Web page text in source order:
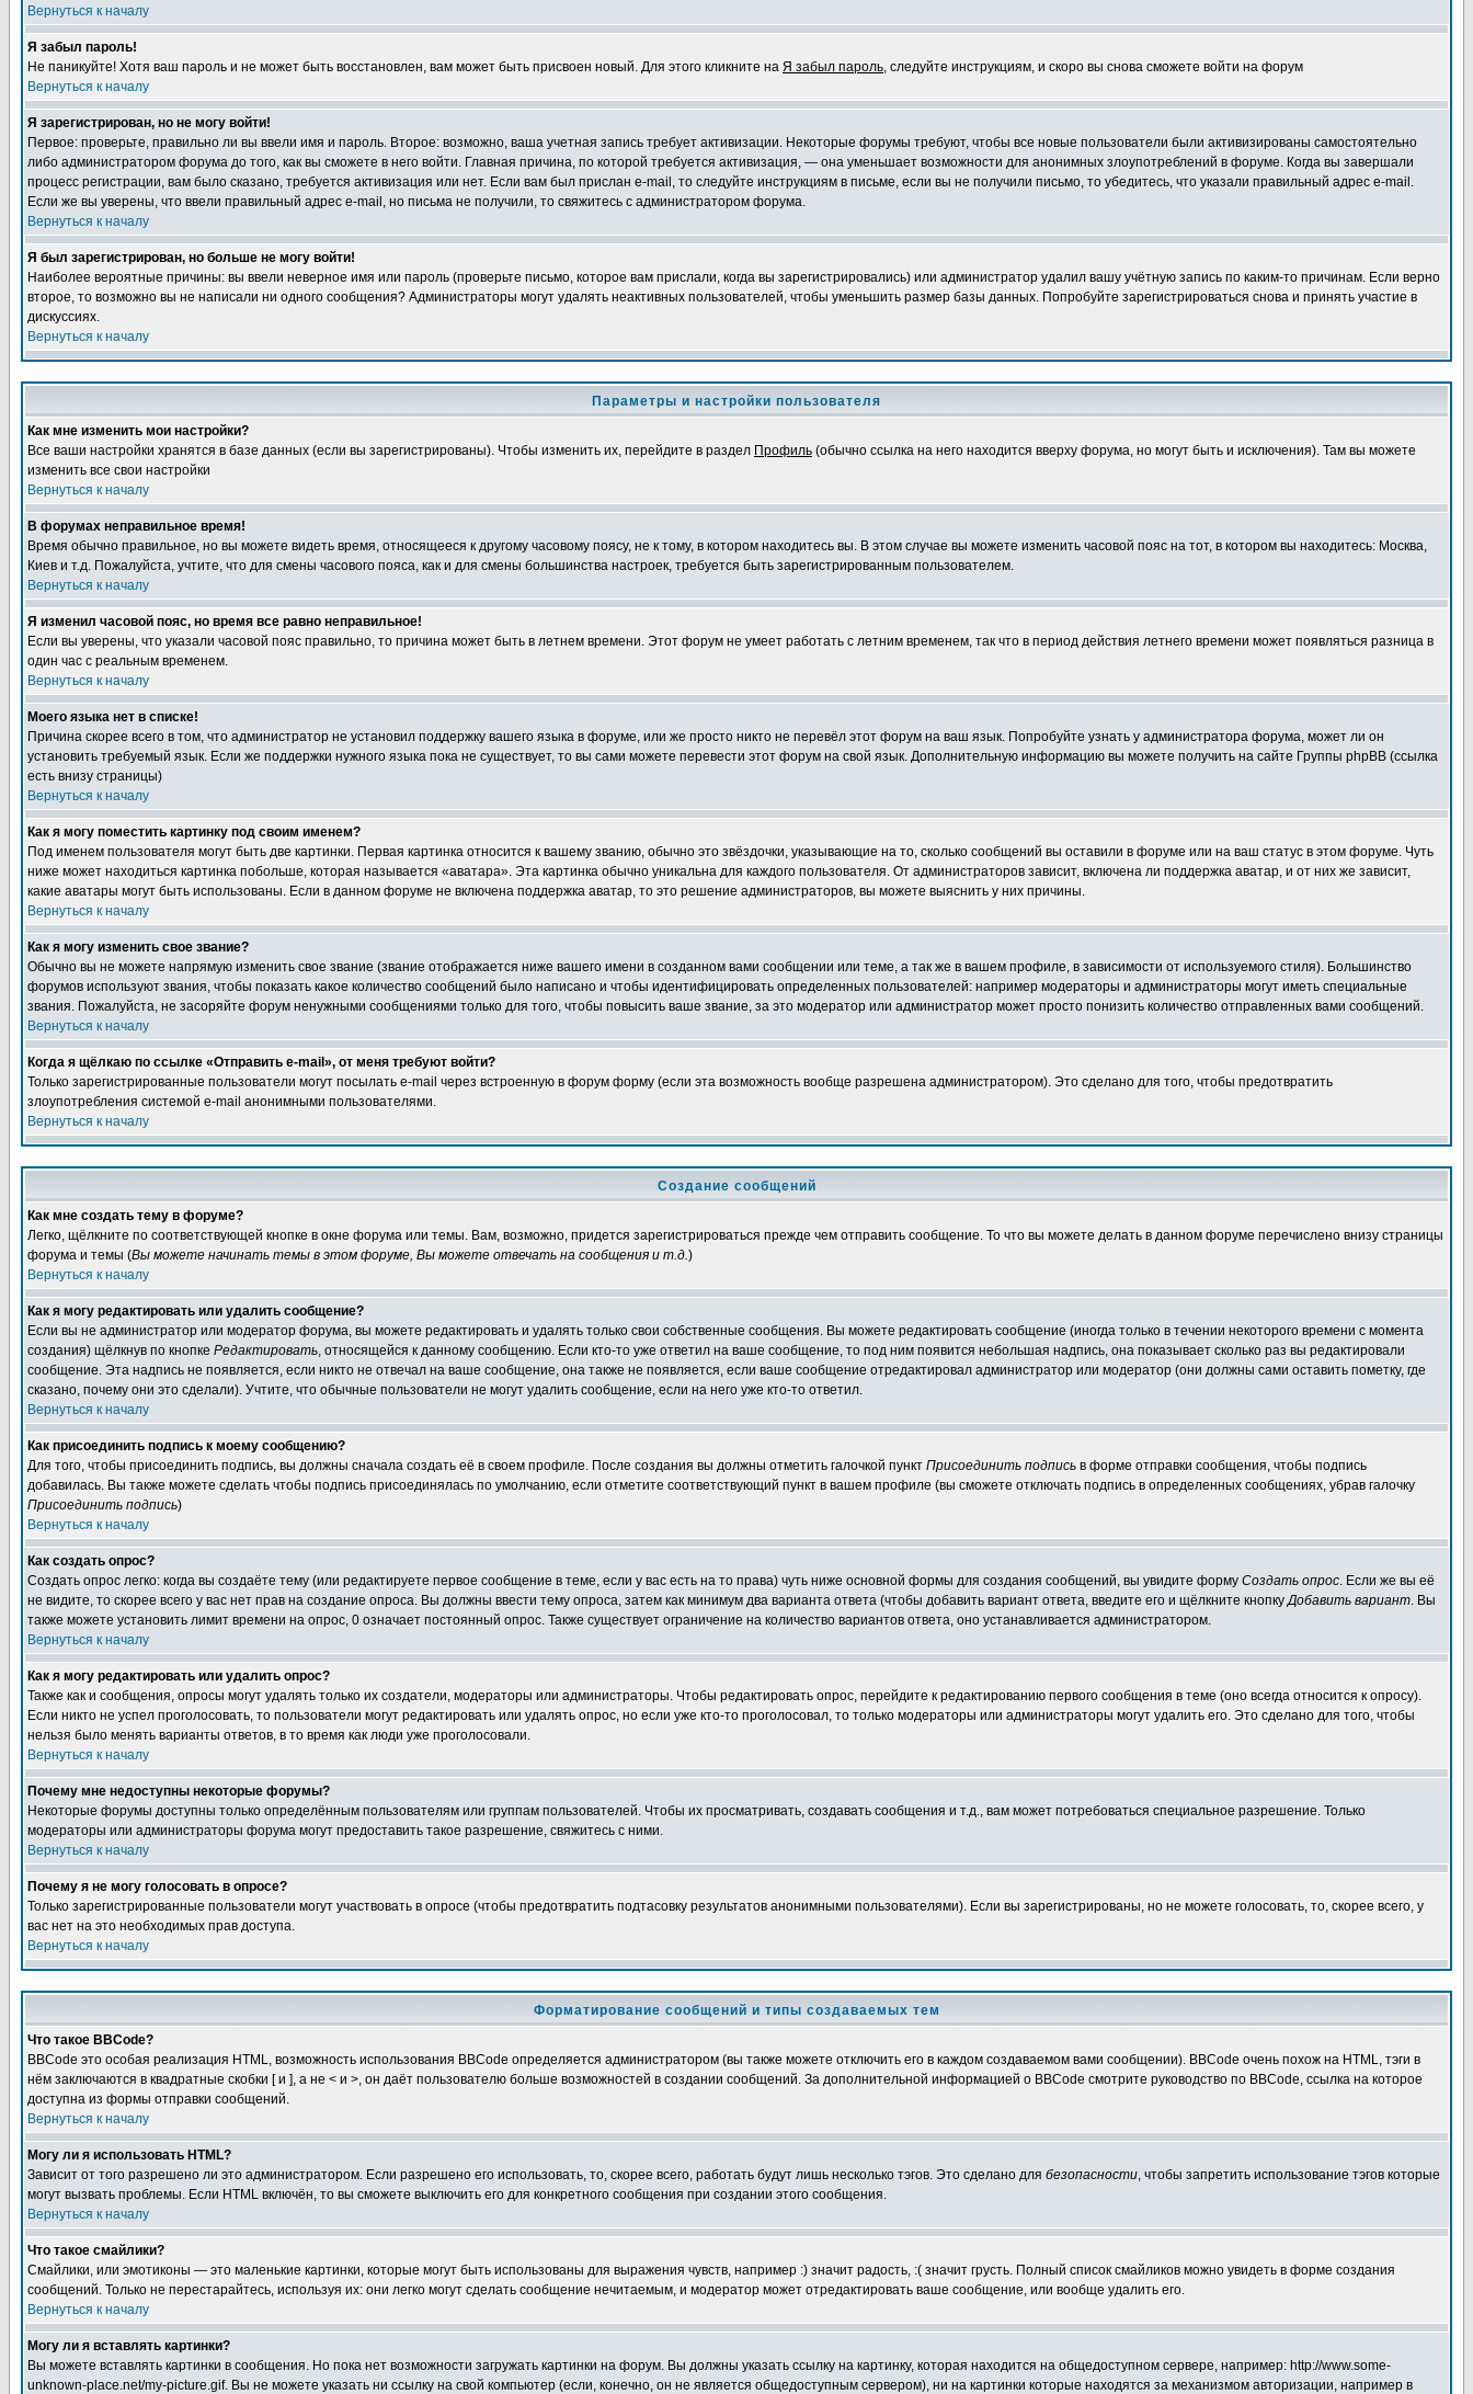
Вернуться к началу
Я забыл пароль!
Не паникуйте! Хотя ваш пароль и не может быть восстановлен, вам может быть присвоен новый. Для этого кликните на Я забыл пароль, следуйте инструкциям, и скоро вы снова сможете войти на форум
Вернуться к началу
Я зарегистрирован, но не могу войти!
Первое: проверьте, правильно ли вы ввели имя и пароль. Второе: возможно, ваша учетная запись требует активизации. Некоторые форумы требуют, чтобы все новые пользователи были активизированы самостоятельно
либо администратором форума до того, как вы сможете в него войти. Главная причина, по которой требуется активизация, — она уменьшает возможности для анонимных злоупотреблений в форуме. Когда вы завершали
процесс регистрации, вам было сказано, требуется активизация или нет. Если вам был прислан e-mail, то следуйте инструкциям в письме, если вы не получили письмо, то убедитесь, что указали правильный адрес e-mail.
Если же вы уверены, что ввели правильный адрес e-mail, но письма не получили, то свяжитесь с администратором форума.
Вернуться к началу
Я был зарегистрирован, но больше не могу войти!
Наиболее вероятные причины: вы ввели неверное имя или пароль (проверьте письмо, которое вам прислали, когда вы зарегистрировались) или администратор удалил вашу учётную запись по каким-то причинам. Если верно
второе, то возможно вы не написали ни одного сообщения? Администраторы могут удалять неактивных пользователей, чтобы уменьшить размер базы данных. Попробуйте зарегистрироваться снова и принять участие в
дискуссиях.
Вернуться к началу
Параметры и настройки пользователя
Как мне изменить мои настройки?
Все ваши настройки хранятся в базе данных (если вы зарегистрированы). Чтобы изменить их, перейдите в раздел Профиль (обычно ссылка на него находится вверху форума, но могут быть и исключения). Там вы можете
изменить все свои настройки
Вернуться к началу
В форумах неправильное время!
Время обычно правильное, но вы можете видеть время, относящееся к другому часовому поясу, не к тому, в котором находитесь вы. В этом случае вы можете изменить часовой пояс на тот, в котором вы находитесь: Москва,
Киев и т.д. Пожалуйста, учтите, что для смены часового пояса, как и для смены большинства настроек, требуется быть зарегистрированным пользователем.
Вернуться к началу
Я изменил часовой пояс, но время все равно неправильное!
Если вы уверены, что указали часовой пояс правильно, то причина может быть в летнем времени. Этот форум не умеет работать с летним временем, так что в период действия летнего времени может появляться разница в
один час с реальным временем.
Вернуться к началу
Моего языка нет в списке!
Причина скорее всего в том, что администратор не установил поддержку вашего языка в форуме, или же просто никто не перевёл этот форум на ваш язык. Попробуйте узнать у администратора форума, может ли он
установить требуемый язык. Если же поддержки нужного языка пока не существует, то вы сами можете перевести этот форум на свой язык. Дополнительную информацию вы можете получить на сайте Группы phpBB (ссылка
есть внизу страницы)
Вернуться к началу
Как я могу поместить картинку под своим именем?
Под именем пользователя могут быть две картинки. Первая картинка относится к вашему званию, обычно это звёздочки, указывающие на то, сколько сообщений вы оставили в форуме или на ваш статус в этом форуме. Чуть
ниже может находиться картинка побольше, которая называется «аватара». Эта картинка обычно уникальна для каждого пользователя. От администраторов зависит, включена ли поддержка аватар, и от них же зависит,
какие аватары могут быть использованы. Если в данном форуме не включена поддержка аватар, то это решение администраторов, вы можете выяснить у них причины.
Вернуться к началу
Как я могу изменить свое звание?
Обычно вы не можете напрямую изменить свое звание (звание отображается ниже вашего имени в созданном вами сообщении или теме, а так же в вашем профиле, в зависимости от используемого стиля). Большинство
форумов используют звания, чтобы показать какое количество сообщений было написано и чтобы идентифицировать определенных пользователей: например модераторы и администраторы могут иметь специальные
звания. Пожалуйста, не засоряйте форум ненужными сообщениями только для того, чтобы повысить ваше звание, за это модератор или администратор может просто понизить количество отправленных вами сообщений.
Вернуться к началу
Когда я щёлкаю по ссылке «Отправить e-mail», от меня требуют войти?
Только зарегистрированные пользователи могут посылать e-mail через встроенную в форум форму (если эта возможность вообще разрешена администратором). Это сделано для того, чтобы предотвратить
злоупотребления системой e-mail анонимными пользователями.
Вернуться к началу
Создание сообщений
Как мне создать тему в форуме?
Легко, щёлкните по соответствующей кнопке в окне форума или темы. Вам, возможно, придется зарегистрироваться прежде чем отправить сообщение. То что вы можете делать в данном форуме перечислено внизу страницы
форума и темы (Вы можете начинать темы в этом форуме, Вы можете отвечать на сообщения и т.д.)
Вернуться к началу
Как я могу редактировать или удалить сообщение?
Если вы не администратор или модератор форума, вы можете редактировать и удалять только свои собственные сообщения. Вы можете редактировать сообщение (иногда только в течении некоторого времени с момента
создания) щёлкнув по кнопке Редактировать, относящейся к данному сообщению. Если кто-то уже ответил на ваше сообщение, то под ним появится небольшая надпись, она показывает сколько раз вы редактировали
сообщение. Эта надпись не появляется, если никто не отвечал на ваше сообщение, она также не появляется, если ваше сообщение отредактировал администратор или модератор (они должны сами оставить пометку, где
сказано, почему они это сделали). Учтите, что обычные пользователи не могут удалить сообщение, если на него уже кто-то ответил.
Вернуться к началу
Как присоединить подпись к моему сообщению?
Для того, чтобы присоединить подпись, вы должны сначала создать её в своем профиле. После создания вы должны отметить галочкой пункт Присоединить подпись в форме отправки сообщения, чтобы подпись
добавилась. Вы также можете сделать чтобы подпись присоединялась по умолчанию, если отметите соответствующий пункт в вашем профиле (вы сможете отключать подпись в определенных сообщениях, убрав галочку
Присоединить подпись)
Вернуться к началу
Как создать опрос?
Создать опрос легко: когда вы создаёте тему (или редактируете первое сообщение в теме, если у вас есть на то права) чуть ниже основной формы для создания сообщений, вы увидите форму Создать опрос. Если же вы её
не видите, то скорее всего у вас нет прав на создание опроса. Вы должны ввести тему опроса, затем как минимум два варианта ответа (чтобы добавить вариант ответа, введите его и щёлкните кнопкуДобавить вариант. Вы
также можете установить лимит времени на опрос, 0 означает постоянный опрос. Также существует ограничение на количество вариантов ответа, оно устанавливается администратором.
Вернуться к началу
Как я могу редактировать или удалить опрос?
Также как и сообщения, опросы могут удалять только их создатели, модераторы или администраторы. Чтобы редактировать опрос, перейдите к редактированию первого сообщения в теме (оно всегда относится к опросу).
Если никто не успел проголосовать, то пользователи могут редактировать или удалять опрос, но если уже кто-то проголосовал, то только модераторы или администраторы могут удалить его. Это сделано для того, чтобы
нельзя было менять варианты ответов, в то время как люди уже проголосовали.
Вернуться к началу
Почему мне недоступны некоторые форумы?
Некоторые форумы доступны только определённым пользователям или группам пользователей. Чтобы их просматривать, создавать сообщения и т.д., вам может потребоваться специальное разрешение. Только
модераторы или администраторы форума могут предоставить такое разрешение, свяжитесь с ними.
Вернуться к началу
Почему я не могу голосовать в опросе?
Только зарегистрированные пользователи могут участвовать в опросе (чтобы предотвратить подтасовку результатов анонимными пользователями). Если вы зарегистрированы, но не можете голосовать, то, скорее всего, у
вас нет на это необходимых прав доступа.
Вернуться к началу
Форматирование сообщений и типы создаваемых тем
Что такое BBCode?
BBCode это особая реализация HTML, возможность использования BBCode определяется администратором (вы также можете отключить его в каждом создаваемом вами сообщении). BBCode очень похож на HTML, тэги в
нём заключаются в квадратные скобки [ и ], а не < и >, он даёт пользователю больше возможностей в создании сообщений. За дополнительной информацией о BBCode смотрите руководство по BBCode, ссылка на которое
доступна из формы отправки сообщений.
Вернуться к началу
Могу ли я использовать HTML?
Зависит от того разрешено ли это администратором. Если разрешено его использовать, то, скорее всего, работать будут лишь несколько тэгов. Это сделано для безопасности, чтобы запретить использование тэгов которые
могут вызвать проблемы. Если HTML включён, то вы сможете выключить его для конкретного сообщения при создании этого сообщения.
Вернуться к началу
Что такое смайлики?
Смайлики, или эмотиконы — это маленькие картинки, которые могут быть использованы для выражения чувств, например :) значит радость, :( значит грусть. Полный список смайликов можно увидеть в форме создания
сообщений. Только не перестарайтесь, используя их: они легко могут сделать сообщение нечитаемым, и модератор может отредактировать ваше сообщение, или вообще удалить его.
Вернуться к началу
Могу ли я вставлять картинки?
Вы можете вставлять картинки в сообщения. Но пока нет возможности загружать картинки на форум. Вы должны указать ссылку на картинку, которая находится на общедоступном сервере, например: http://www.some-
unknown-place.net/my-picture.gif. Вы не можете указать ни ссылку на свой компьютер (если, конечно, он не является общедоступным сервером), ни на картинки которые находятся за механизмом авторизации, например в